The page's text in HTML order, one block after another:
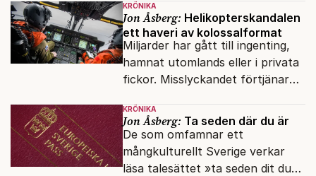
KRÖNIKA
Jon Åsberg: Helikopterskandalen
ett haveri av kolossalformat
Miljarder har gått till ingenting,
hamnat utomlands eller i privata
fickor. Misslyckandet förtjänar
KRÖNIKA
Jon Åsberg: Ta seden där du är
De som omfamnar ett
mångkulturellt Sverige verkar
läsa talesättet »ta seden dit du